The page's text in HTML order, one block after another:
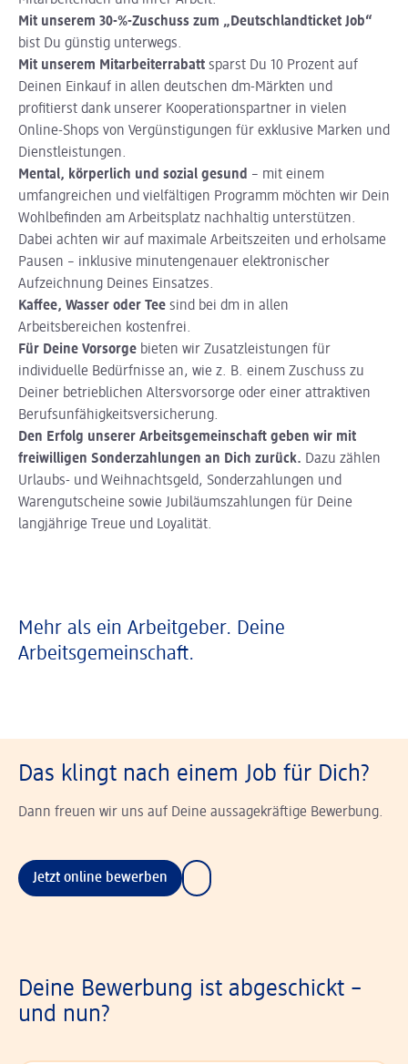
Mit unserem 30-%-Zuschuss zum „Deutschlandticket Job“
bist Du günstig unterwegs.
Mit unserem Mitarbeiterrabatt sparst Du 10 Prozent auf
Deinen Einkauf in allen deutschen dm-Märkten und
profitierst dank unserer Kooperationspartner in vielen
Online-Shops von Vergünstigungen für exklusive Marken und
Dienstleistungen.
Mental, körperlich und sozial gesund – mit einem
umfangreichen und vielfältigen Programm möchten wir Dein
Wohlbefinden am Arbeitsplatz nachhaltig unterstützen.
Dabei achten wir auf maximale Arbeitszeiten und erholsame
Pausen – inklusive minutengenauer elektronischer
Aufzeichnung Deines Einsatzes.
Kaffee, Wasser oder Tee sind bei dm in allen
Arbeitsbereichen kostenfrei.
Für Deine Vorsorge bieten wir Zusatzleistungen für
individuelle Bedürfnisse an, wie z. B. einem Zuschuss zu
Deiner betrieblichen Altersvorsorge oder einer attraktiven
Berufsunfähigkeitsversicherung.
Den Erfolg unserer Arbeitsgemeinschaft geben wir mit
freiwilligen Sonderzahlungen an Dich zurück. Dazu zählen
Urlaubs- und Weihnachtsgeld, Sonderzahlungen und
Warengutscheine sowie Jubiläumszahlungen für Deine
langjährige Treue und Loyalität.
Mehr als ein Arbeitgeber. Deine
Arbeitsgemeinschaft.
Das klingt nach einem Job für Dich?
Dann freuen wir uns auf Deine aussagekräftige Bewerbung.
Jetzt online bewerben
Deine Bewerbung ist abgeschickt –
und nun?